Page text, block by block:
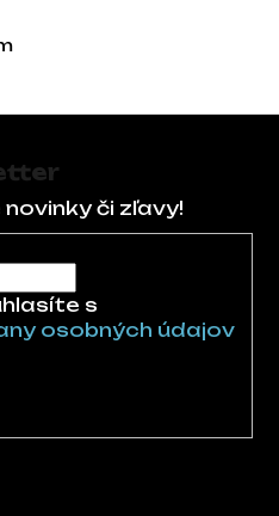
či zľavy!
s
osobných údajov